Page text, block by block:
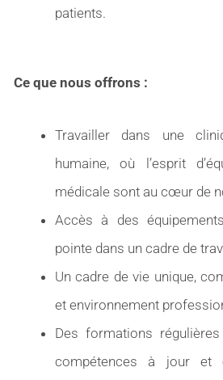
patients.
Ce que nous offrons :
Travailler dans une
humaine, où l’esprit
médicale sont au cœur de
Accès à des
pointe dans un cadre de
Un cadre de vie unique,
et environnement
Des formations
compétences à jour et